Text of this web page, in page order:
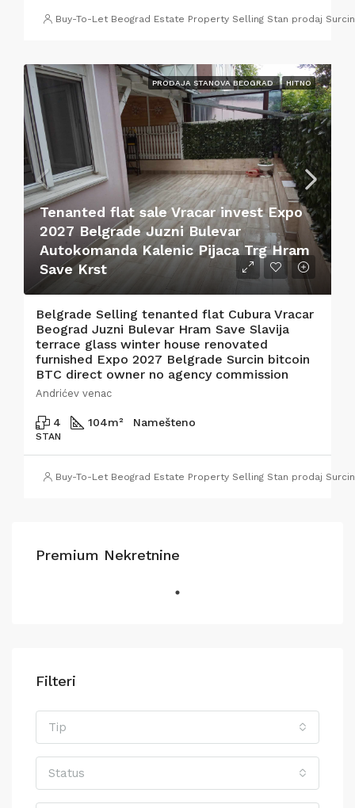
Buy-To-Let Beograd Estate Property Selling Stan prodaj
PRODAJA STANOVA BEOGRAD HITNO
Tenanted flat sale Vracar invest Expo
2027 Belgrade Juzni Bulevar
Autokomanda Kalenic Pijaca Trg Hram
Save Krst
Belgrade Selling tenanted flat Cubura Vracar
Beograd Juzni Bulevar Hram Save Slavija
terrace glass winter house renovated
furnished Expo 2027 Belgrade Surcin bitcoin
BTC direct owner no agency commission
Andrićev venac
4 104m² Namešteno
STAN
Buy-To-Let Beograd Estate Property Selling Stan prodaj
Premium Nekretnine
Filteri
Tip
Status